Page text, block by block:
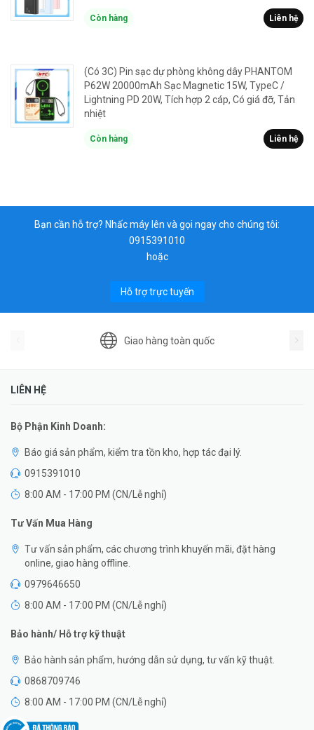
Còn hàng Liên hệ
(Có 3C) Pin sạc dự phòng không dây PHANTOM
P62W 20000mAh Sạc Magnetic 15W, TypeC /
Lightning PD 20W, Tích hợp 2 cáp, Có giá đỡ, Tản
nhiệt
Còn hàng Liên hệ
Bạn cần hỗ trợ? Nhấc máy lên và gọi ngay cho chúng tôi:
0915391010
hoặc
Hỗ trợ trực tuyến
Giao hàng toàn quốc
LIÊN HỆ
Bộ Phận Kinh Doanh:
Báo giá sản phẩm, kiểm tra tồn kho, hợp tác đại lý.
0915391010
8:00 AM - 17:00 PM (CN/Lễ nghỉ)
Tư Vấn Mua Hàng
Tư vấn sản phẩm, các chương trình khuyến mãi, đặt hàng
online, giao hàng offline.
0979646650
8:00 AM - 17:00 PM (CN/Lễ nghỉ)
Bảo hành/ Hỗ trợ kỹ thuật
Bảo hành sản phẩm, hướng dẫn sử dụng, tư vấn kỹ thuật.
0868709746
8:00 AM - 17:00 PM (CN/Lễ nghỉ)